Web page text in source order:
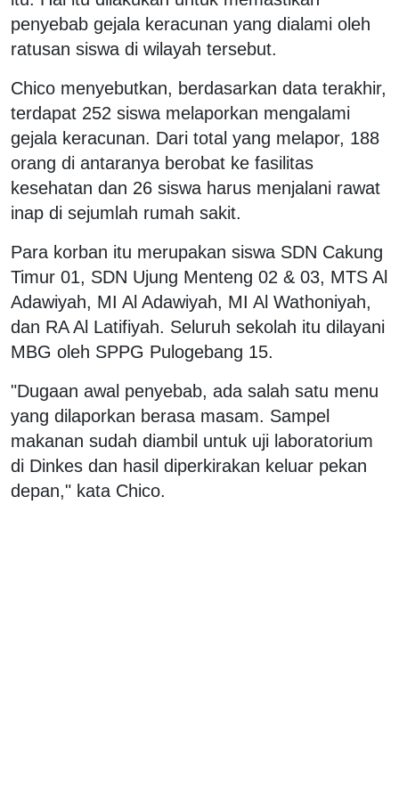
penyebab gejala keracunan yang dialami oleh
ratusan siswa di wilayah tersebut.
Chico menyebutkan, berdasarkan data terakhir,
terdapat 252 siswa melaporkan mengalami
gejala keracunan. Dari total yang melapor, 188
orang di antaranya berobat ke fasilitas
kesehatan dan 26 siswa harus menjalani rawat
inap di sejumlah rumah sakit.
Para korban itu merupakan siswa SDN Cakung
Timur 01, SDN Ujung Menteng 02 & 03, MTS Al
Adawiyah, MI Al Adawiyah, MI Al Wathoniyah,
dan RA Al Latifiyah. Seluruh sekolah itu dilayani
MBG oleh SPPG Pulogebang 15.
"Dugaan awal penyebab, ada salah satu menu
yang dilaporkan berasa masam. Sampel
makanan sudah diambil untuk uji laboratorium
di Dinkes dan hasil diperkirakan keluar pekan
depan," kata Chico.